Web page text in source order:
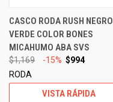
CASCO RODA RUSH NEGRO
VERDE COLOR BONES
MICAHUMO ABA SVS
$1,169 -15% $994
RODA
VISTA RÁPIDA